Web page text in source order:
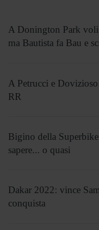
A Donington Park
ma Bautista fa Bau e
A Petrucci e
RR
Bigino della
sapere... o quasi
Dakar 2022: vince
conquista